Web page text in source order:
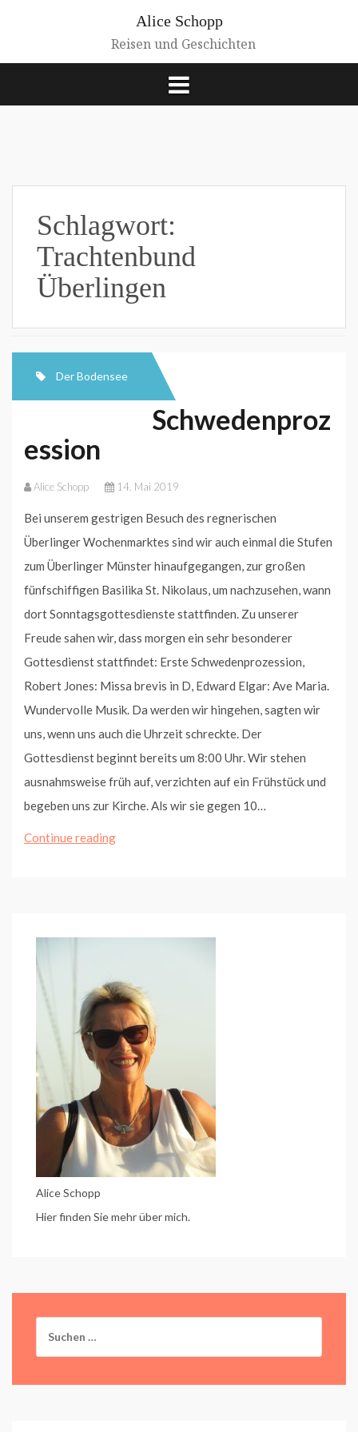
Alice Schopp
Reisen und Geschichten
Schlagwort:
Trachtenbund
Überlingen
Der Bodensee
Schwedenproz
ession
Alice Schopp 14. Mai 2019
Bei unserem gestrigen Besuch des regnerischen
Überlinger Wochenmarktes sind wir auch einmal die Stufen
zum Überlinger Münster hinaufgegangen, zur großen
fünfschiffigen Basilika St. Nikolaus, um nachzusehen, wann
dort Sonntagsgottesdienste stattfinden. Zu unserer
Freude sahen wir, dass morgen ein sehr besonderer
Gottesdienst stattfindet: Erste Schwedenprozession,
Robert Jones: Missa brevis in D, Edward Elgar: Ave Maria.
Wundervolle Musik. Da werden wir hingehen, sagten wir
uns, wenn uns auch die Uhrzeit schreckte. Der
Gottesdienst beginnt bereits um 8:00 Uhr. Wir stehen
ausnahmsweise früh auf, verzichten auf ein Frühstück und
begeben uns zur Kirche. Als wir sie gegen 10…
Continue readingSchwedenprozession
Alice Schopp
Hier finden Sie mehr über mich.
nach: